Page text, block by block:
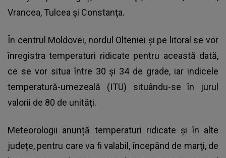
Vrancea, Tulcea şi Constanţa.
În centrul Moldovei, nordul Olteniei şi pe litoral se vor
înregistra temperaturi ridicate pentru această dată,
ce se vor situa între 30 şi 34 de grade, iar indicele
temperatură-umezeală (ITU) situându-se în jurul
valorii de 80 de unităţi.
Meteorologii anunță temperaturi ridicate și în alte
județe, pentru care va fi valabil, începând de marţi, de